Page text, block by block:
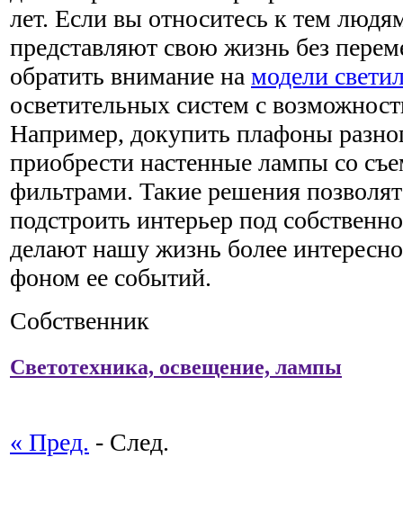
лет. Если вы относитесь к тем
представляют свою жизнь без
обратить внимание на модели
осветительных систем с
Например, докупить плафоны
приобрести настенные лампы со
фильтрами. Такие решения позволят
подстроить интерьер под
делают нашу жизнь более
фоном ее событий.
Собственник
Светотехника, освещение, лампы
« Пред. - След.